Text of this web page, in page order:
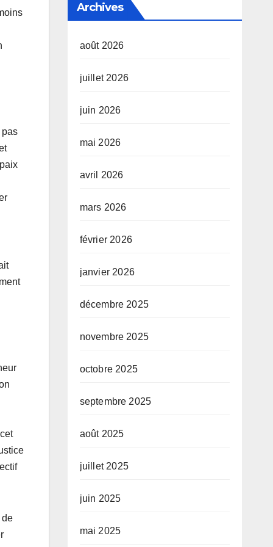
pas
de
Archives
août 2026
juillet 2026
juin 2026
mai 2026
avril 2026
mars 2026
février 2026
janvier 2026
décembre 2025
novembre 2025
octobre 2025
septembre 2025
août 2025
juillet 2025
juin 2025
mai 2025